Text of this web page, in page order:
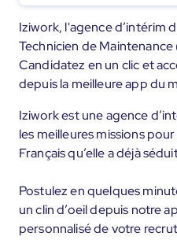
Iziwork, l'agence d’intérim
Technicien de
Candidatez en un clic et
depuis la meilleure app du
Iziwork est une agence
les meilleures missions
Français qu’elle a déjà
Postulez en quelques
un clin d’oeil depuis notre
personnalisé de votre